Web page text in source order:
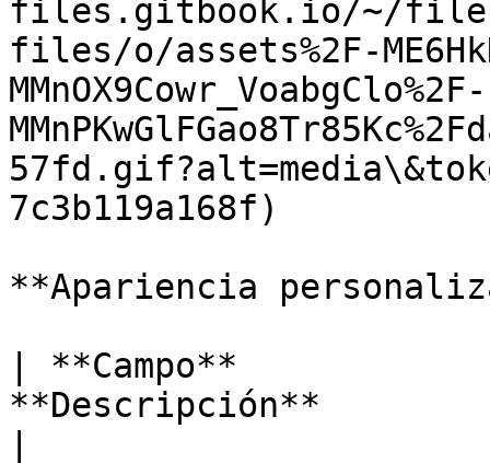
files.gitbook.io/~/
files/o/assets%2F-
MMnOX9Cowr_VoabgClo%2F-
7c3b119a168f)
**Apariencia
| **Campo**
**Descripción**